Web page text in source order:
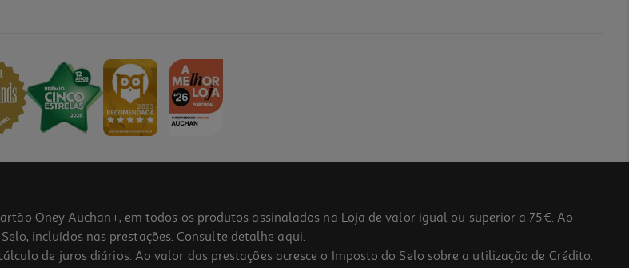
Oney Auchan+, em todos os produtos assinalados na Loja de valor igual ou superior a 75€. Ao
incluídos nas prestações. Consulte detalhe aqui.
de juros diários. Ao valor das prestações acresce o Imposto do Selo sobre a utilização de Crédito.